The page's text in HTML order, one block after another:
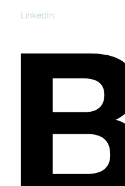
LinkedIn